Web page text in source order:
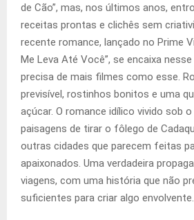
de Cão”, mas, nos últimos anos,
receitas prontas e clichês sem
recente romance, lançado no Prime
Me Leva Até Você”, se encaixa
precisa de mais filmes como esse.
previsível, rostinhos bonitos e uma
açúcar. O romance idílico vivido sob
paisagens de tirar o fôlego de
outras cidades que parecem feitas
apaixonados. Uma verdadeira
viagens, com uma história que não
suficientes para criar algo envolvente.